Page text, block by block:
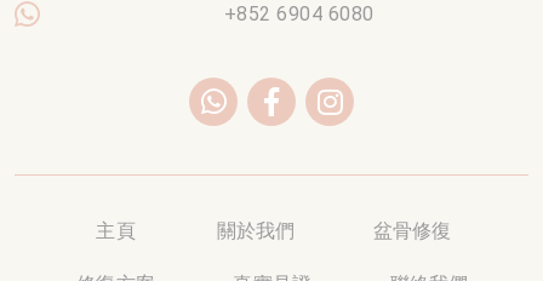
+852 6904 6080
主頁 關於我們 盆骨修復